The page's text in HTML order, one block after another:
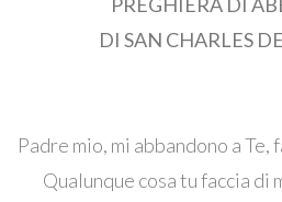
DI SAN CHARLES
Padre mio, mi abbandono a Te,
Qualunque cosa tu faccia di